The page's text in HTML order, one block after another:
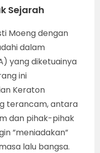
Sejarah
Moeng dengan
dalam
yang diketuainya
ini
Keraton
terancam, antara
dan pihak-pihak
”meniadakan”
lalu bangsa.